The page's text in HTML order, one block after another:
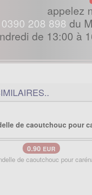
appelez
0390 208 898 du
de 13:00 à
0.90 EUR
de caoutchouc pour